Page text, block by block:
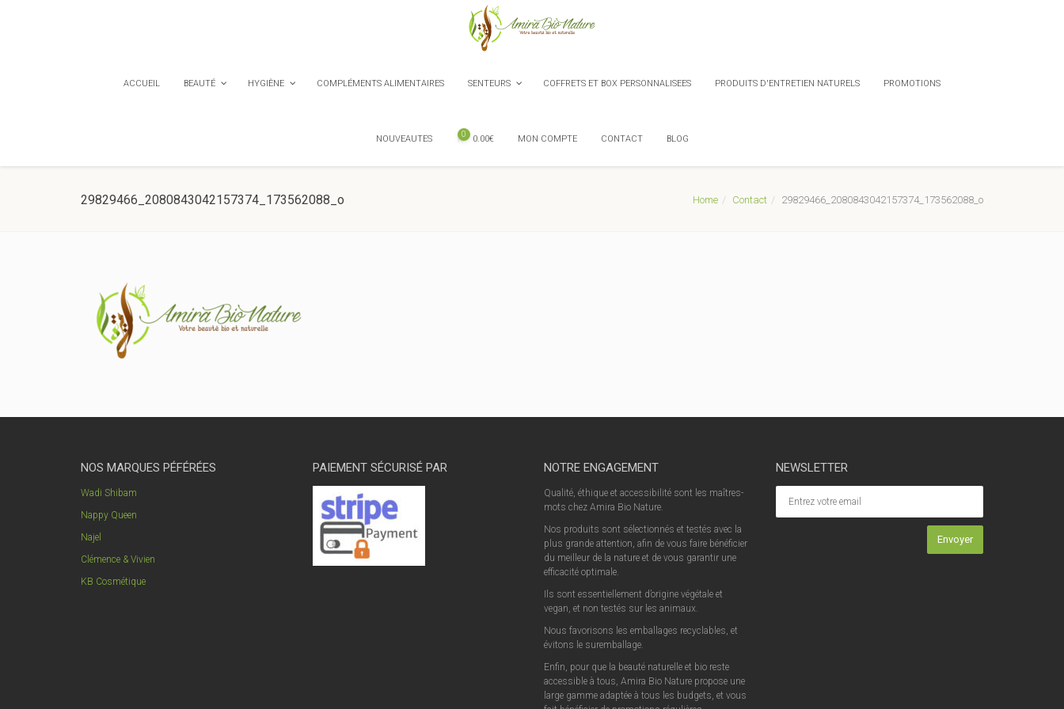
ACCUEIL BEAUTÉ HYGIÈNE COMPLÉMENTS ALIMENTAIRES SENTEURS COFFRETS ET BOX PERSONNALISEES PRODUITS D'ENTRETIEN NATURELS PROMOTIONS
NOUVEAUTES 0 0.00€ MON COMPTE CONTACT BLOG
29829466_2080843042157374_173562088_o Home Contact 29829466_2080843042157374_173562088_o
NOS MARQUES PÉFÉRÉES
Wadi Shibam
Nappy Queen
Najel
Clémence & Vivien
KB Cosmétique
PAIEMENT SÉCURISÉ PAR NOTRE ENGAGEMENT
Qualité, éthique et accessibilité sont les maîtres-
mots chez Amira Bio Nature.
Nos produits sont sélectionnés et testés avec la
plus grande attention, afin de vous faire bénéficier
du meilleur de la nature et de vous garantir une
efficacité optimale.
Ils sont essentiellement d’origine végétale et
vegan, et non testés sur les animaux.
Nous favorisons les emballages recyclables, et
évitons le suremballage.
Enfin, pour que la beauté naturelle et bio reste
accessible à tous, Amira Bio Nature propose une
large gamme adaptée à tous les budgets, et vous
NEWSLETTER